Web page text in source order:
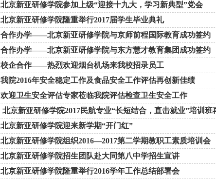
北京新亚研修学院参加上级“迎接十九大，学习新典型”党会
北京新亚研修学院隆重举行2017届学生毕业典礼
合作办学——北京新亚研修学院与京师前程国际教育成功签约
合作办学——北京新亚研修学院与东方慧才教育集团成功签约
校企合作——热烈欢迎烟台机场来我校招录员工
我院2016年安全稳定工作及食品安全工作评估再创新佳绩
欢迎卫生安全评估专家莅临我院评估检查卫生安全工作
北京新亚研修学院2017民航专业“长短结合，直击就业”培训班
北京新亚研修学院迎来新学期“开门红”
北京新亚研修学院组织2016—2017第二学期教职工素质培训会
北京新亚研修学院招生团队赴大同第八中学招生宣讲
北京新亚研修学院隆重举行2016学年工作总结部署会